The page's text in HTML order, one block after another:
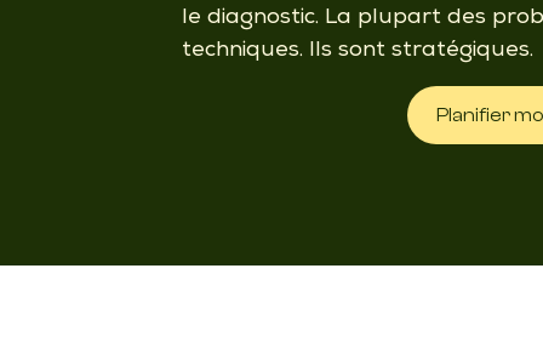
le diagnostic. La plupart des
techniques. Ils sont stratégiques.
Planifier